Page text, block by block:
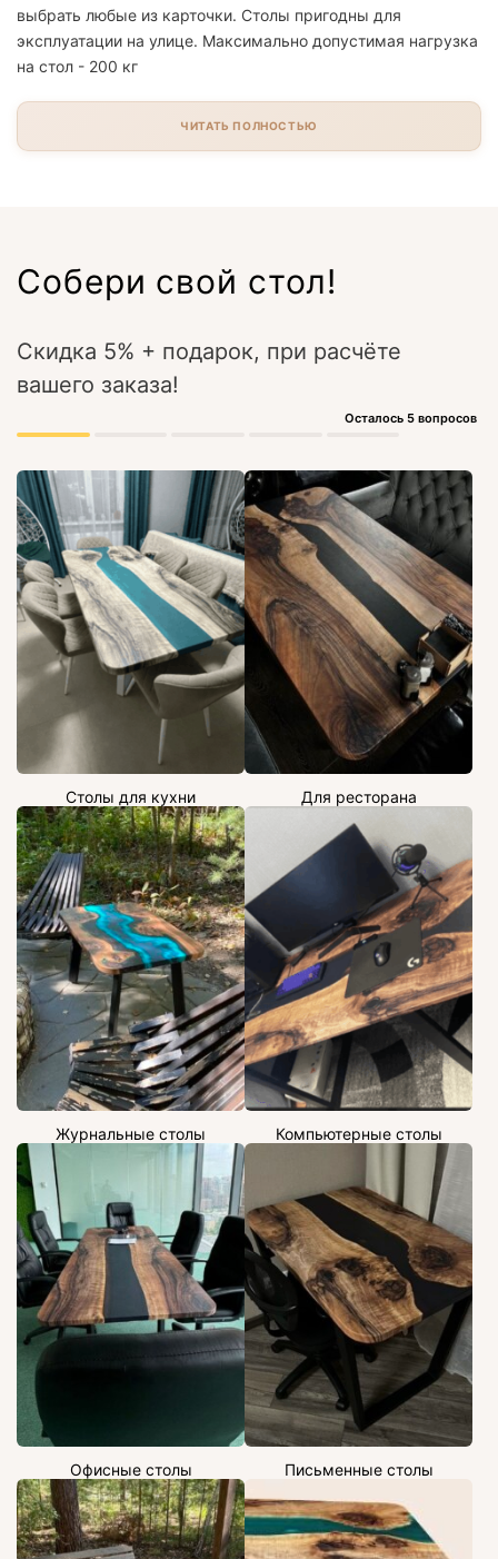
выбрать любые из карточки. Столы пригодны для
эксплуатации на улице. Максимально допустимая нагрузка
на стол - 200 кг
ЧИТАТЬ ПОЛНОСТЬЮ
Собери свой стол!
Скидка 5% + подарок, при расчёте
вашего заказа!
Осталось 5 вопросов
Столы для кухни Для ресторана
Журнальные столы Компьютерные столы
Офисные столы Письменные столы